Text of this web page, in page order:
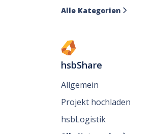
Alle Kategorien 
hsbShare
Allgemein
Projekt hochladen
hsbLogistik